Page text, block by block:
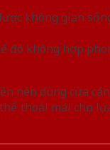
không gian
đó không hợp
nên dùng cửa
thoải mái chọn